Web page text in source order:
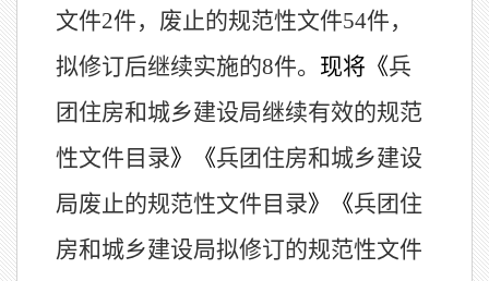
文件2件， 废止的规范性文件54件，
拟修订后继续实施的8件。 现将 《兵
团住房和城乡建设局继续有效的规范
性文件目录》《兵团住房和城乡建设
局废止的规范性文件目录》《兵团住
房和城乡建设局拟修订的规范性文件